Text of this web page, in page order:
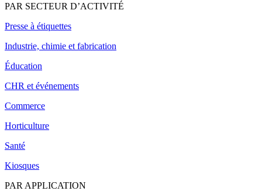
PAR SECTEUR D’ACTIVITÉ
Presse à étiquettes
Industrie, chimie et fabrication
Éducation
CHR et événements
Commerce
Horticulture
Santé
Kiosques
PAR APPLICATION